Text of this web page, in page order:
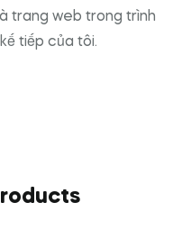
trang web trong trình
tiếp của tôi.